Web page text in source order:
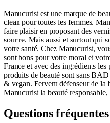
Manucurist est une marque de
clean pour toutes les femmes.
faire plaisir en proposant des
sourire. Mais aussi et surtout qui
votre santé. Chez Manucurist,
sont bons pour votre moral et
France et avec des ingrédients
produits de beauté sont sans
& vegan. Fervent défenseur de la
Manucurist la beauté
Questions fréquentes